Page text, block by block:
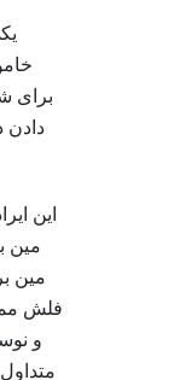
برای
این
مین
فلش
و